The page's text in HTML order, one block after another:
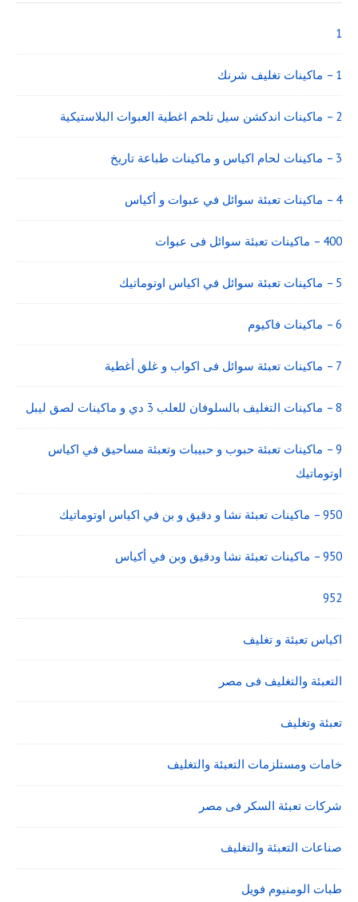
Widget
Area
1
1 – ماكينات تغليف شرنك
2 – ماكينات اندكشن سيل تلحم اغطية العبوات البلاستيكية
3 – ماكينات لحام اكياس و ماكينات طباعة تاريخ
4 – ماكينات تعبئة سوائل في عبوات و أكياس
400 – ماكينات تعبئة سوائل فى عبوات
5 – ماكينات تعبئة سوائل في اكياس اوتوماتيك
6 – ماكينات فاكيوم
7 – ماكينات تعبئة سوائل فى اكواب و غلق أغطية
8 – ماكينات التغليف بالسلوفان للعلب 3 دي و ماكينات لصق ليبل
9 – ماكينات تعبئة حبوب و حبيبات وتعبئة مساحيق في اكياس
اوتوماتيك
950 – ماكينات تعبئة نشا و دقيق و بن في اكياس اوتوماتيك
950 – ماكينات تعبئة نشا ودقيق وبن في أكياس
952
اكياس تعبئة و تغليف
التعبئة والتغليف فى مصر
تعبئة وتغليف
خامات ومستلزمات التعبئة والتغليف
شركات تعبئة السكر فى مصر
صناعات التعبئة والتغليف
طبات الومنيوم فويل